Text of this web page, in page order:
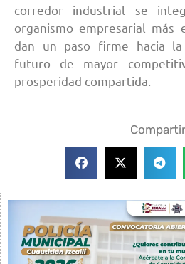
corredor industrial se
organismo empresarial más
dan un paso firme hacia
futuro de mayor
prosperidad compartida.